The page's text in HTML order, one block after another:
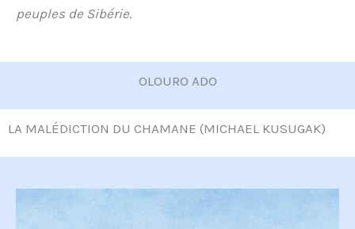
peuples de Sibérie.
OLOURO ADO
LA MALÉDICTION DU CHAMANE (MICHAEL KUSUGAK)